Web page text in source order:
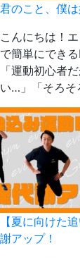
君のこと、僕
こんにちは！
で簡単にでき
「運動初心者
い…」「そろそ
【夏に向けた
謝アップ！